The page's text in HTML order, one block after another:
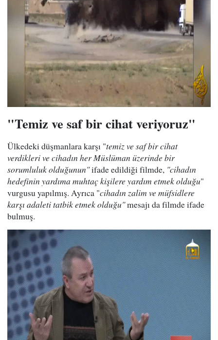
"Temiz ve saf bir cihat veriyoruz"
Ülkedeki düşmanlara karşı "temiz ve saf bir cihat
verdikleri ve cihadın her Müslüman üzerinde bir
sorumluluk olduğunun"ifade edildiği filmde, "cihadın
hedefinin yardıma muhtaç kişilere yardım etmekolduğu"
vurgusu yapılmış. Ayrıca "cihadın zalim ve müfsidlere
karşı adaleti tatbik etmekolduğu"mesajı da filmde ifade
bulmuş.